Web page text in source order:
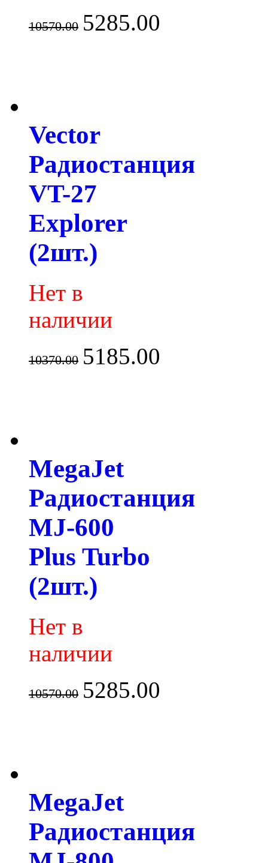
10570.00 5285.00
Vector
Радиостанция
VT-27
Explorer
(2шт.)
Нет в
наличии
10370.00 5185.00
MegaJet
Радиостанция
MJ-600
Plus Turbo
(2шт.)
Нет в
наличии
10570.00 5285.00
MegaJet
Радиостанция